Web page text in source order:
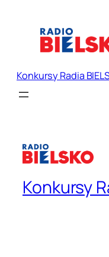
Konkursy Radia
Konkursy